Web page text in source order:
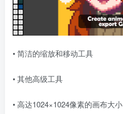
• 简洁的缩放和移动工具
• 其他高级工具
• 高达1024×1024像素的画布大小